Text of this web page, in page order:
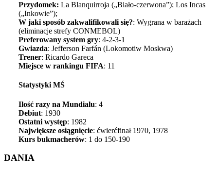
Przydomek: La Blanquirroja („Biało-czerwona”); Los Incas
(„Inkowie”);
W jaki sposób zakwalifikowali się?: Wygrana w barażach
(eliminacje strefy CONMEBOL)
Preferowany system gry: 4-2-3-1
Gwiazda: Jefferson Farfán (Lokomotiw Moskwa)
Trener: Ricardo Gareca
Miejsce w rankingu FIFA: 11
Statystyki MŚ
Ilość razy na Mundialu: 4
Debiut: 1930
Ostatni występ: 1982
Największe osiągnięcie: ćwierćfinał 1970, 1978
Kurs bukmacherów: 1 do 150-190
DANIA